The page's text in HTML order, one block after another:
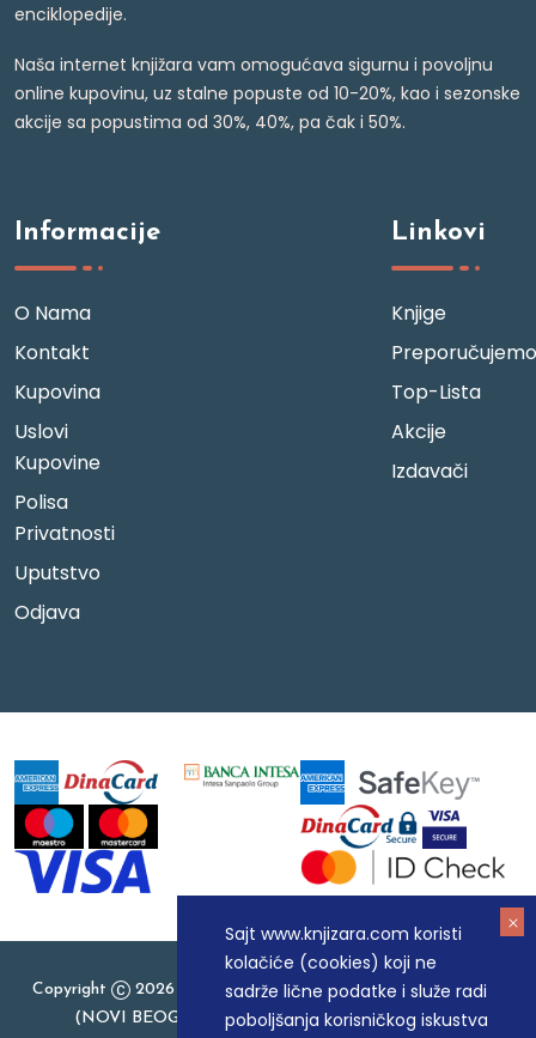
Sajt www.knjizara.com koristi
kolačiće (cookies) koji ne
sadrže lične podatke i služe radi
poboljšanja korisničkog iskustva
enciklopedije.
Naša internet knjižara vam omogućava sigurnu i povoljnu
online kupovinu, uz stalne popuste od 10-20%, kao i sezonske
akcije sa popustima od 30%, 40%, pa čak i 50%.
Informacije
O Nama
Kontakt
Kupovina
Uslovi
Kupovine
Polisa
Privatnosti
Uputstvo
Odjava
Linkovi
Knjige
Preporučujemo
Top-Lista
Akcije
Izdavači
Copyright
2026 Knjizara.com - MAKART DOO BEOGRAD
(NOVI BEOGRAD), PIB: 105184104, MB: 20337524